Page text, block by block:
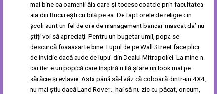
mai bine ca oamenii ăia care-și tocesc coatele prin facultatea
aia din București cu bilă pe ea. De fapt orele de religie din
școli sunt un fel de ore de management bancar mascat da’ nu
știți voi să apreciați. Pentru un bugetar umil, popa se
descurcă foaaaaarte bine. Lupul de pe Wall Street face plici
de invidie dacă aude de lupu’ din Dealul Mitropoliei. La mine-n
cartier e un popică care inspiră milă și are un look mai pe
sărăcie și evlavie. Asta până să-l văz că coboară dintr-un 4X4,
nu mai știu dacă Land Rover… hai să nu zic cu păcat, oricum,